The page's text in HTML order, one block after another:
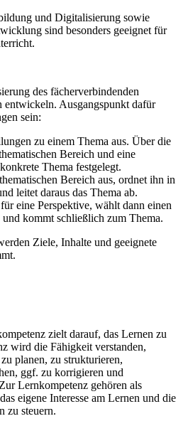
und Digitalisierung sowie
sind besonders geeignet für
des fächerverbindenden
Ausgangspunkt dafür
sein:
zu einem Thema aus. Über die
Bereich und eine
Thema festgelegt.
Bereich aus, ordnet ihn in
leitet daraus das Thema ab.
eine Perspektive, wählt dann einen
kommt schließlich zum Thema.
Ziele, Inhalte und geeignete
zielt darauf, das Lernen zu
wird die Fähigkeit verstanden,
planen, zu strukturieren,
ggf. zu korrigieren und
Lernkompetenz gehören als
eigene Interesse am Lernen und die
zu steuern.